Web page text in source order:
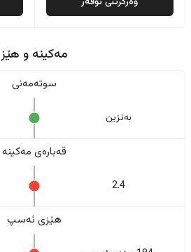
مەکینە و هێز
سوتەمەنی
بەنزین
قەبارەی مەکینە
2.4
هێزی ئەسپ